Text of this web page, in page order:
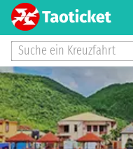
Suche ein Kreuzfahrt